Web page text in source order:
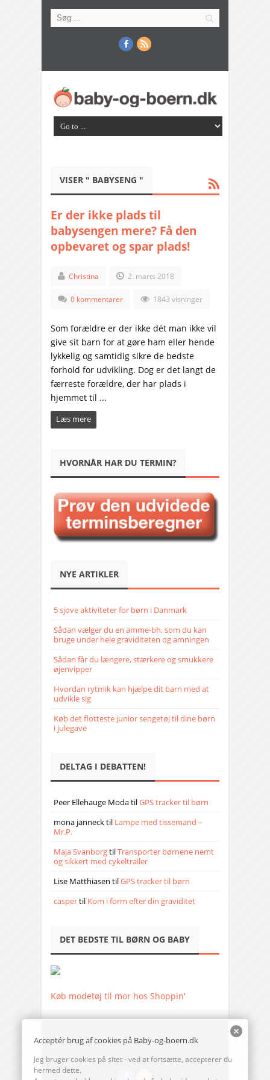
VISER " BABYSENG "
Er der ikke plads til
babysengen mere? Få den
opbevaret og spar plads!
Christina 2. marts 2018
0 kommentarer 1843 visninger
Som forældre er der ikke dét man ikke vil
give sit barn for at gøre ham eller hende
lykkelig og samtidig sikre de bedste
forhold for udvikling. Dog er det langt de
færreste forældre, der har plads i
hjemmet til ...
Læs mere
HVORNÅR HAR DU TERMIN?
NYE ARTIKLER
5 sjove aktiviteter for børn i Danmark
Sådan vælger du en amme-bh, som du kan
bruge under hele graviditeten og amningen
Sådan får du længere, stærkere og smukkere
øjenvipper
Hvordan rytmik kan hjælpe dit barn med at
udvikle sig
Køb det flotteste junior sengetøj til dine børn
i julegave
DELTAG I DEBATTEN!
Peer Ellehauge ModatilGPS tracker til børn
mona jannecktil Lampe med tissemand –
Mr.P.
Maja SvanborgtilTransporter børnene nemt
og sikkert med cykeltrailer
Lise Matthiasen tilGPS tracker til børn
caspertil Kom i form efter din graviditet
DET BEDSTE TIL BØRN OG BABY
Køb modetøj til mor hos Shoppin'
Acceptér brug af cookies på Baby-og-boern.dk
Jeg bruger cookies på sitet - ved at fortsætte, accepterer du
hermed dette.